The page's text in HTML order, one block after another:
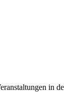
in